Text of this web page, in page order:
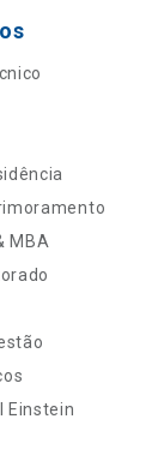
MBA
Einstein